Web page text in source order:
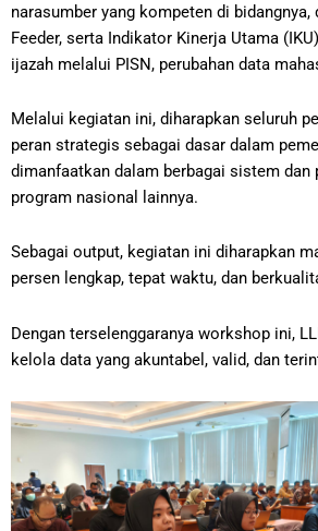
narasumber yang kompeten di
Feeder, serta Indikator Kinerja Utama
ijazah melalui PISN, perubahan data
Melalui kegiatan ini, diharapkan seluruh
peran strategis sebagai dasar dalam
dimanfaatkan dalam berbagai sistem dan
program nasional lainnya.
Sebagai output, kegiatan ini diharapkan
persen lengkap, tepat waktu, dan
Dengan terselenggaranya workshop ini,
kelola data yang akuntabel, valid, dan